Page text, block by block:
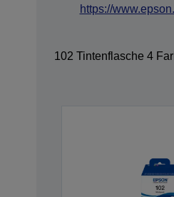
https://
102 Tintenflasche 4